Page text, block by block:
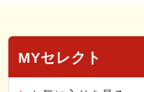
MYセレクト